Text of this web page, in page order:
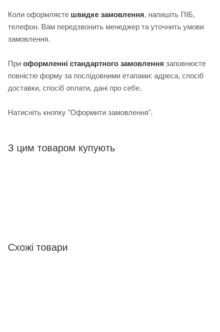
Коли оформляєте швидке замовлення, напишіть ПІБ,
телефон. Вам передзвонить менеджер та уточнить умови
замовлення.
При оформленні стандартного замовлення заповнюєте
повністю форму за послідовними етапами: адреса, спосіб
доставки, спосіб оплати, дані про себе.
Натисніть кнопку "Оформити замовлення".
З цим товаром купують
Схожі товари